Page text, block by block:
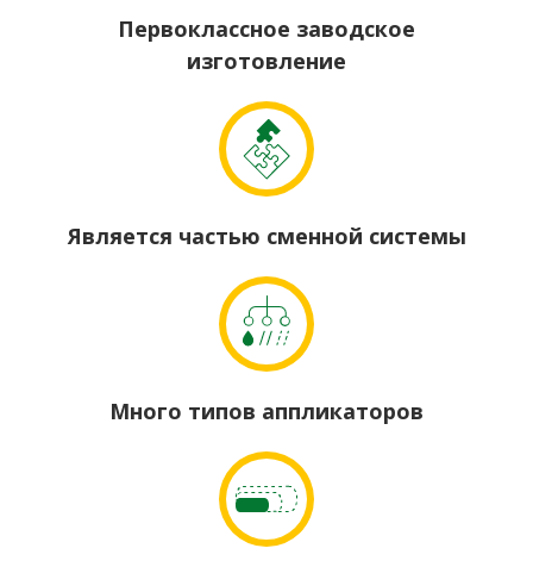
Первоклассное заводское
изготовление
Является частью сменной системы
Много типов аппликаторов